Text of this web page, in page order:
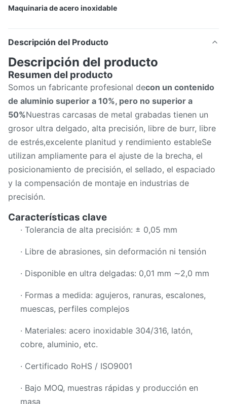
Maquinaria de acero inoxidable
Descripción del Producto
Descripción del producto
Resumen del producto
Somos un fabricante profesional decon un contenido
de aluminio superior a 10%, pero no superior a
50%Nuestras carcasas de metal grabadas tienen un
grosor ultra delgado, alta precisión, libre de burr, libre
de estrés,excelente planitud y rendimiento estableSe
utilizan ampliamente para el ajuste de la brecha, el
posicionamiento de precisión, el sellado, el espaciado
y la compensación de montaje en industrias de
precisión.
Características clave
· Tolerancia de alta precisión: ± 0,05 mm
· Libre de abrasiones, sin deformación ni tensión
· Disponible en ultra delgadas: 0,01 mm ∼2,0 mm
· Formas a medida: agujeros, ranuras, escalones,
muescas, perfiles complejos
· Materiales: acero inoxidable 304/316, latón,
cobre, aluminio, etc.
· Certificado RoHS / ISO9001
· Bajo MOQ, muestras rápidas y producción en
masa